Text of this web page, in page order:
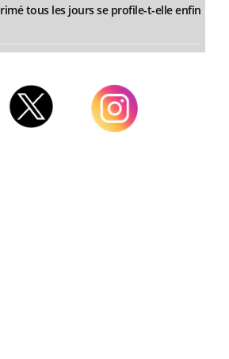
tous les jours se profile-t-elle enfin